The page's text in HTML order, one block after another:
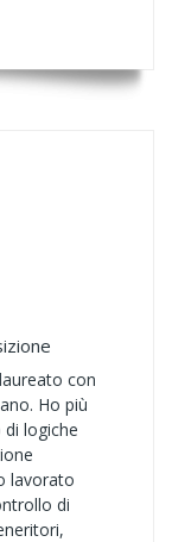
con
Ho più
di logiche
lavorato
di